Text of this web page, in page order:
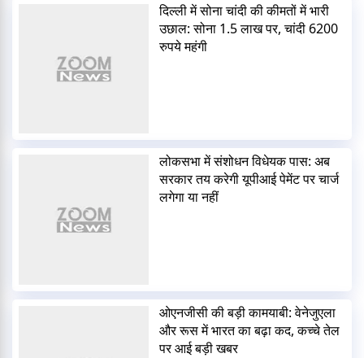
दिल्ली में सोना चांदी की कीमतों में भारी
उछाल: सोना 1.5 लाख पर, चांदी 6200
रुपये महंगी
लोकसभा में संशोधन विधेयक पास: अब
सरकार तय करेगी यूपीआई पेमेंट पर चार्ज
लगेगा या नहीं
ओएनजीसी की बड़ी कामयाबी: वेनेजुएला
और रूस में भारत का बढ़ा कद, कच्चे तेल
पर आई बड़ी खबर